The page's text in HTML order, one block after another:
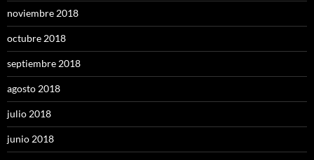
noviembre 2018
octubre 2018
septiembre 2018
agosto 2018
julio 2018
junio 2018